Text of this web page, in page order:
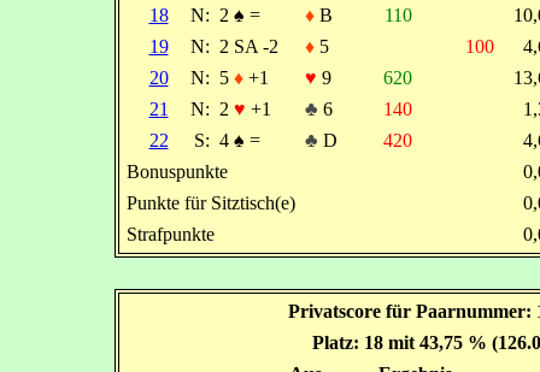
18
N: 2 ♠ = ♦B 110
19
N: 2 SA -2 ♦5 100
20
N: 5 ♦+1 ♥ 9 620
21
N: 2 ♥ +1 ♣ 6 140
22
S: 4 ♠ = ♣ D 420
Bonuspunkte
Punkte für Sitztisch(e)
Strafpunkte
Privatscore für
Platz: 18 mit 43,75 %